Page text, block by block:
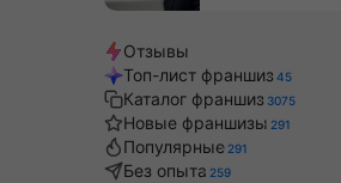
Отзывы
Топ-лист франшиз 45
Каталог франшиз 3075
Новые франшизы 291
Популярные 291
Без опыта 259